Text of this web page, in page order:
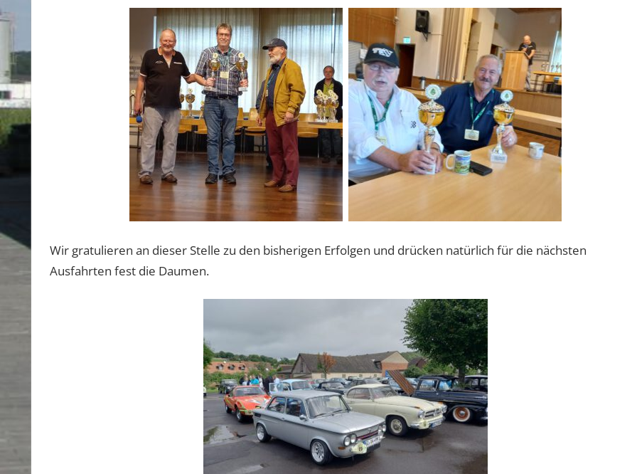
Wir gratulieren an dieser Stelle zu den bisherigen Erfolgen und drücken natürlich für die nächsten
Ausfahrten fest die Daumen.